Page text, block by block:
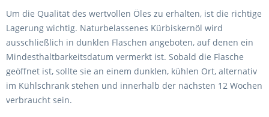
Um die Qualität des wertvollen Öles zu erhalten, ist die richtige
Lagerung wichtig. Naturbelassenes Kürbiskernöl wird
ausschließlich in dunklen Flaschen angeboten, auf denen ein
Mindesthaltbarkeitsdatum vermerkt ist. Sobald die Flasche
geöffnet ist, sollte sie an einem dunklen, kühlen Ort, alternativ
im Kühlschrank stehen und innerhalb der nächsten 12 Wochen
verbraucht sein.